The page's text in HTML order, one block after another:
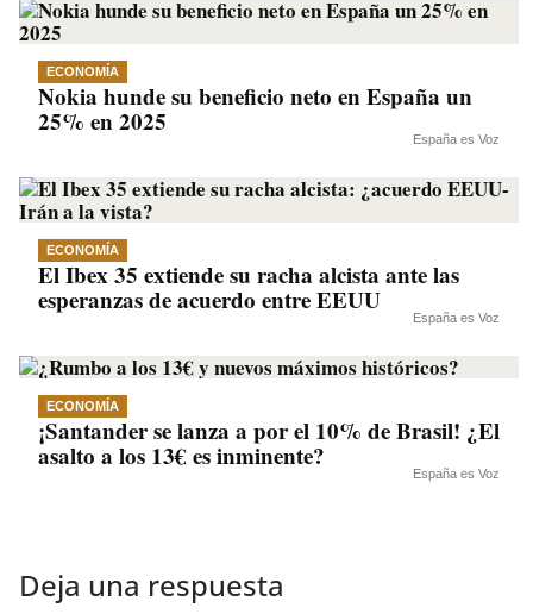
ECONOMÍA
Nokia hunde su beneficio neto en España un
25% en 2025
España es Voz
ECONOMÍA
El Ibex 35 extiende su racha alcista ante las
esperanzas de acuerdo entre EEUU
España es Voz
ECONOMÍA
¡Santander se lanza a por el 10% de Brasil! ¿El
asalto a los 13€ es inminente?
España es Voz
Deja una respuesta